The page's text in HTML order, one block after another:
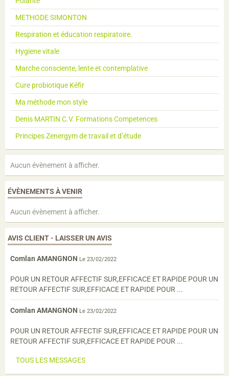
METHODE SIMONTON
Respiration et éducation respiratoire.
Hygiene vitale
Marche consciente, lente et contemplative
Cure probiotique Kéfir
Ma méthode mon style
Denis MARTIN C.V. Formations Competences
Principes Zenergym de travail et d’étude
Aucun évènement à afficher.
ÉVÈNEMENTS À VENIR
Aucun évènement à afficher.
AVIS CLIENT - LAISSER UN AVIS
Comlan AMANGNON Le 23/02/2022
POUR UN RETOUR AFFECTIF SUR,EFFICACE ET RAPIDE POUR UN
RETOUR AFFECTIF SUR,EFFICACE ET RAPIDE POUR ...
Comlan AMANGNON Le 23/02/2022
POUR UN RETOUR AFFECTIF SUR,EFFICACE ET RAPIDE POUR UN
RETOUR AFFECTIF SUR,EFFICACE ET RAPIDE POUR ...
TOUS LES MESSAGES